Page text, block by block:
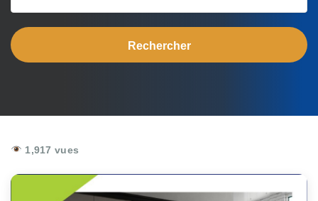
1,917 vues